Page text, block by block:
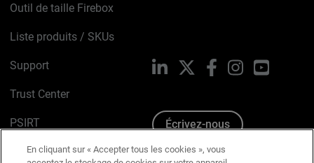
Outil de taille Firebox
Liste produits / SKUs
Support
Trust Center
PSIRT
Avis sur les cookies
LinkedIn FacebookInstagramYouTube
Écrivez-nous
En cliquant sur « Accepter tous les cookies », vous